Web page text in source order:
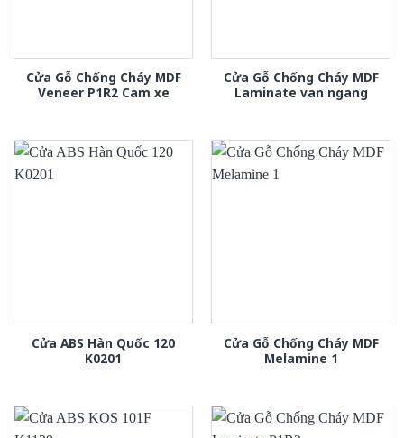
Cửa Gỗ Chống Cháy MDF
Veneer P1R2 Cam xe
Cửa Gỗ Chống Cháy MDF
Laminate van ngang
Cửa ABS Hàn Quốc 120
K0201
Cửa Gỗ Chống Cháy MDF
Melamine 1